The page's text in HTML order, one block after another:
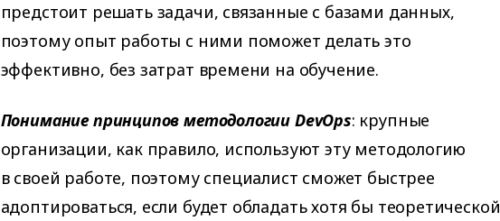
предстоит решать задачи, связанные с базами данных,
поэтому опыт работы с ними поможет делать это
эффективно, без затрат времени на обучение.
Понимание принципов методологии DevOps: крупные
организации, как правило, используют эту методологию
в своей работе, поэтому специалист сможет быстрее
адоптироваться, если будет обладать хотя бы теоретической